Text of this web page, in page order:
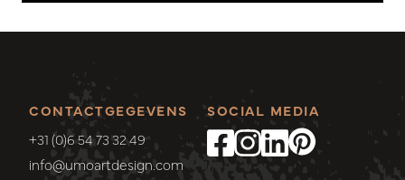
CONTACTGEGEVENS
+31 (0)6 54 73 32 49
info@umoartdesign.com
SOCIAL MEDIA